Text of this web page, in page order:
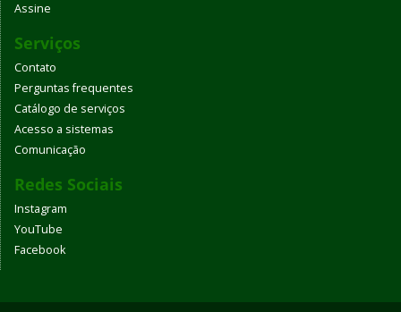
Assine
Serviços
Contato
Perguntas frequentes
Catálogo de serviços
Acesso a sistemas
Comunicação
Redes Sociais
Instagram
YouTube
Facebook